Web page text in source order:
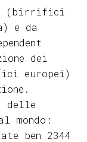
(birrifici
e da
dei
europei)
delle
mondo:
ben 2344